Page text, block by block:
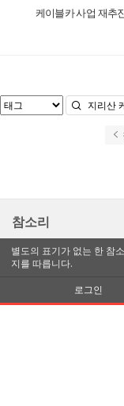
케이블카 사업 재추
참소리
별도의 표기가 없는 한 참
지를 따릅니다.
로그인